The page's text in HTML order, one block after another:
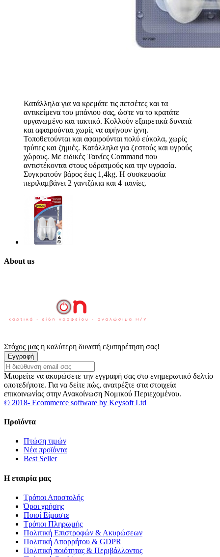
Κατάλληλα για να κρεμάτε τις πετσέτες και τα
αντικείμενα του μπάνιου σας, ώστε να το κρατάτε
οργανωμένο και τακτικό. Κολλούν εξαιρετικά δυνατά
και αφαιρούνται χωρίς να αφήνουν ίχνη.
Τοποθετούνται και αφαιρούνται πολύ εύκολα, χωρίς
τρύπες και ζημιές. Κατάλληλα για ζεστούς και υγρούς
χώρους. Με ειδικές Ταινίες Command που
αντιστέκονται στους υδρατμούς και την υγρασία.
Συγκρατούν βάρος έως 1,4kg. Η συσκευασία
περιλαμβάνει 2 γαντζάκια και 4 ταινίες.
About us
Στόχος μας η καλύτερη δυνατή εξυπηρέτηση σας!
Εγγραφή
Μπορείτε να ακυρώσετε την εγγραφή σας στο ενημερωτικό δελτίο
οποτεδήποτε. Για να δείτε πώς, ανατρέξτε στα στοιχεία
επικοινωνίας στην Ανακοίνωση Νομικού Περιεχομένου.
© 2018- Ecommerce software by Keysoft Ltd
Προϊόντα
Πτώση τιμών
Νέα προϊόντα
Best Seller
Η εταιρία μας
Τρόποι Αποστολής
Όροι χρήσης
Ποιοί Είμαστε
Τρόποι Πληρωμής
Πολιτική Επιστροφών & Ακυρώσεων
Πολιτική Απορρήτου & GDPR
Πολιτική ποιότητας & Περιβάλλοντος